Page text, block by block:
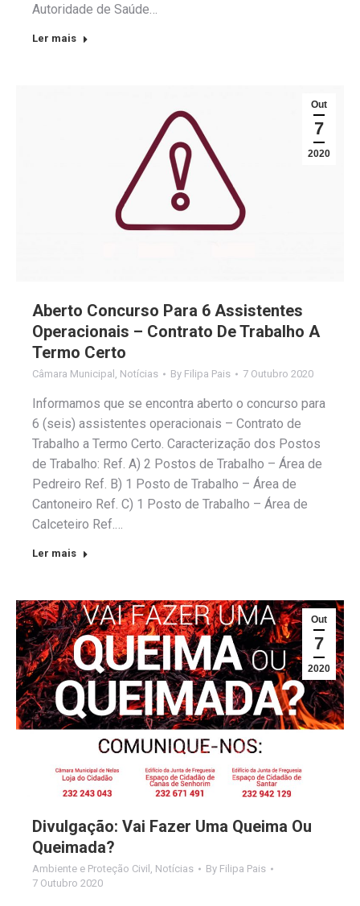
Autoridade de Saúde…
Ler mais
Out
7
2020
Aberto Concurso Para 6 Assistentes
Operacionais – Contrato De Trabalho A
Termo Certo
Câmara Municipal Notícias By Filipa Pais 7 Outubro 2020
Informamos que se encontra aberto o concurso para
6 (seis) assistentes operacionais – Contrato de
Trabalho a Termo Certo. Caracterização dos Postos
de Trabalho: Ref. A) 2 Postos de Trabalho – Área de
Pedreiro Ref. B) 1 Posto de Trabalho – Área de
Cantoneiro Ref. C) 1 Posto de Trabalho – Área de
Calceteiro Ref.…
Ler mais
Out
7
2020
Divulgação: Vai Fazer Uma Queima Ou
Queimada?
Ambiente e Proteção Civil Notícias By Filipa Pais
7 Outubro 2020